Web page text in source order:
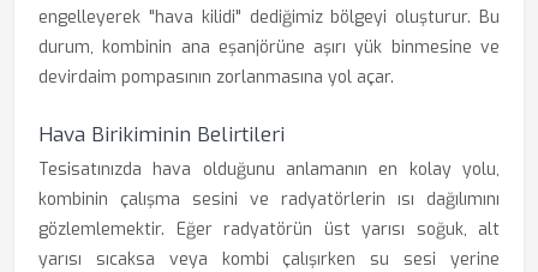
engelleyerek "hava kilidi" dediğimiz bölgeyi oluşturur. Bu
durum, kombinin ana eşanjörüne aşırı yük binmesine ve
devirdaim pompasının zorlanmasına yol açar.
Hava Birikiminin Belirtileri
Tesisatınızda hava olduğunu anlamanın en kolay yolu,
kombinin çalışma sesini ve radyatörlerin ısı dağılımını
gözlemlemektir. Eğer radyatörün üst yarısı soğuk, alt
yarısı sıcaksa veya kombi çalışırken su sesi yerine